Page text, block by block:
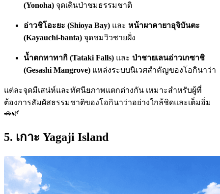
(Yonoha) จุดเดินป่าชมธรรมชาติ
อ่าวชิโอะยะ (Shioya Bay) และ หน้าผาคายาอุจิบันตะ
(Kayauchi-banta) จุดชมวิวชายฝั่ง
น้ำตกทาทากิ (Tataki Falls) และ ป่าชายเลนอ่าวเกซาชิ
(Gesashi Mangrove) แหล่งระบบนิเวศสำคัญของโอกินาว่า
แต่ละจุดมีเสน่ห์และทัศนียภาพแตกต่างกัน เหมาะสำหรับผู้ที่
ต้องการสัมผัสธรรมชาติของโอกินาว่าอย่างใกล้ชิดและเต็มอิ่ม
🚗🌿
5. เกาะ Yagaji Island